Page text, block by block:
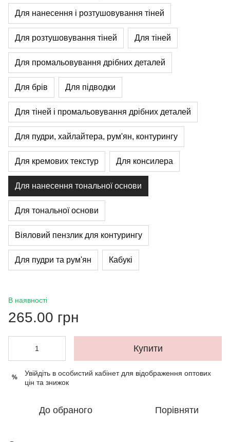
Для нанесення і розтушовування тіней
Для розтушовування тіней Для тіней
Для промальовування дрібних деталей
Для брів Для підводки
Для тіней і промальовування дрібних деталей
Для пудри, хайлайтера, рум'ян, контурингу
Для кремових текстур Для консилера
Для нанесення тональної основи
Для тональної основи
Вiяловий пензлик для контурингу
Для пудри та рум'ян Кабукі
В наявності
265.00 грн
Купити
%
Увійдіть в особистий кабінетдля відображення оптових
цін та знижок
До обраного Порівняти